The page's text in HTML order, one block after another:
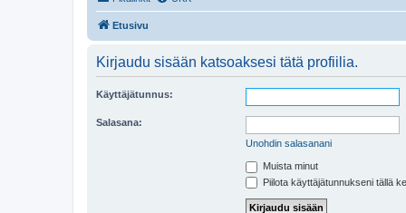
Etusivu
Kirjaudu sisään katsoaksesi tätä profiilia.
Käyttäjätunnus:
Salasana:
Unohdin salasanani
Muista minut
Piilota käyttäjätunnukseni tällä